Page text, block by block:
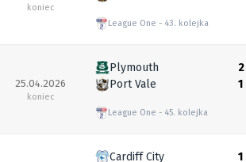
koniec
League One 43. kolejka
25.04.2026
koniec
Plymouth
Port Vale
League One 45. kolejka
2
1
Cardiff City
1